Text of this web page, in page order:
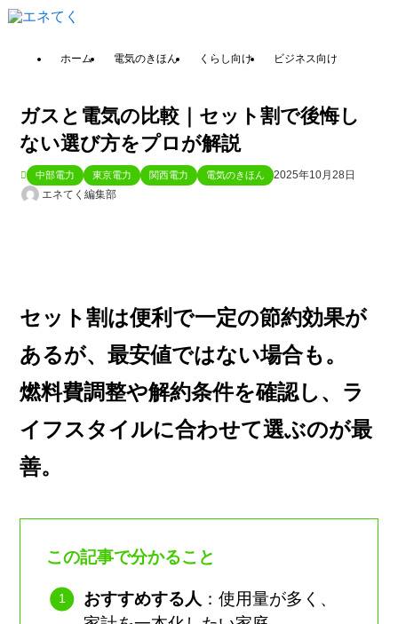
ホーム 電気のきほん くらし向け ビジネス向け
ガスと電気の比較｜セット割で後悔し
ない選び方をプロが解説
中部電力 東京電力 関西電力 電気のきほん
2025年10月28日
エネてく編集部
セット割は便利で一定の節約効果が
あるが、最安値ではない場合も。
燃料費調整や解約条件を確認し、ラ
イフスタイルに合わせて選ぶのが最
善。
この記事で分かること
おすすめする人 ：使用量が多く、